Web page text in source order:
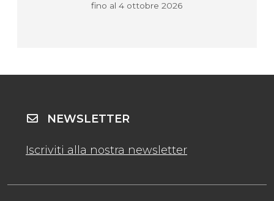
fino al 4 ottobre 2026
NEWSLETTER
Iscriviti alla nostra newsletter